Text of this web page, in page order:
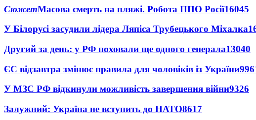
СюжетМасова смерть на пляжі. Робота ППО Росії16045
У Білорусі засудили лідера Ляпіса Трубецького Міхалка
Другий за день: у РФ поховали ще одного генерала13040
ЄС відзавтра змінює правила для чоловіків із України
У МЗС РФ відкинули можливість завершення війни9326
Залужний: Україна не вступить до НАТО8617